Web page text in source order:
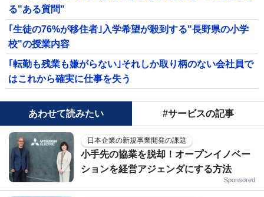
る"ある質問"
｢生徒の76%が移住者｣入学希望が殺到する"長野県の小学
校"の授業内容
｢転勤も残業も嫌がらない｣それしか取り柄のない会社員で
はこれから確実に仕事を失う
あわせて読みたい #サービスの記事
日本企業の新規事業開発の課題
小手先の協業を脱却！オープンイノベー
ションを経営アジェンダにする方法
Sponsored